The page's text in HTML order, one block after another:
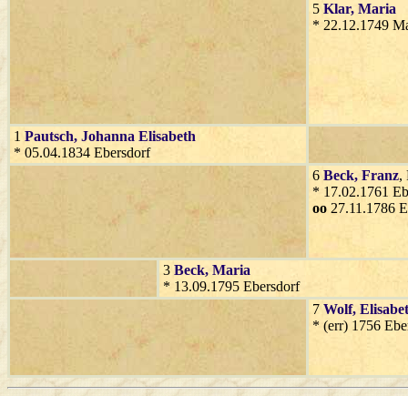
5 Klar, Maria
* 22.12.1749
1 Pautsch, Johanna Elisabeth
* 05.04.1834 Ebersdorf
6 Beck, Franz,
* 17.02.1761
oo 27.11.1786
3 Beck, Maria
* 13.09.1795 Ebersdorf
7 Wolf,
* (err) 1756